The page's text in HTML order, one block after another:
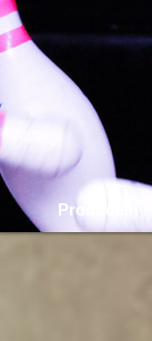
Producten